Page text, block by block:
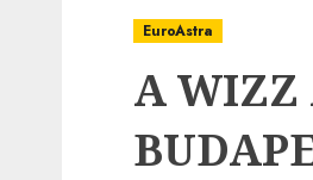
EuroAstra
A WIZZ